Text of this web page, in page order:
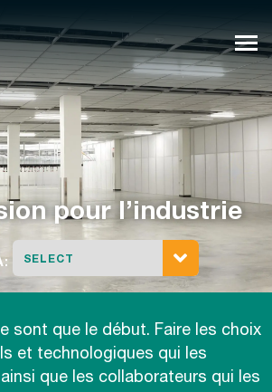
pour l’industrie
SELECT
sont que le début. Faire les choix
et technologiques qui les
que les collaborateurs qui les